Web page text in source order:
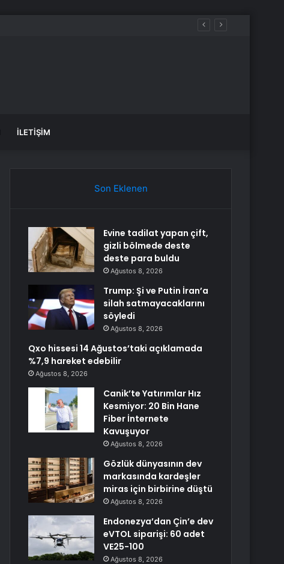
İLETIŞIM
Son Eklenen
Evine tadilat yapan çift,
gizli bölmede deste
deste para buldu
Ağustos 8, 2026
Trump: Şi ve Putin İran’a
silah satmayacaklarını
söyledi
Ağustos 8, 2026
Qxo hissesi 14 Ağustos’taki açıklamada
%7,9 hareket edebilir
Ağustos 8, 2026
Canik’te Yatırımlar Hız
Kesmiyor: 20 Bin Hane
Fiber İnternete
Kavuşuyor
Ağustos 8, 2026
Gözlük dünyasının dev
markasında kardeşler
miras için birbirine düştü
Ağustos 8, 2026
Endonezya’dan Çin’e dev
eVTOL siparişi: 60 adet
VE25-100
Ağustos 8, 2026